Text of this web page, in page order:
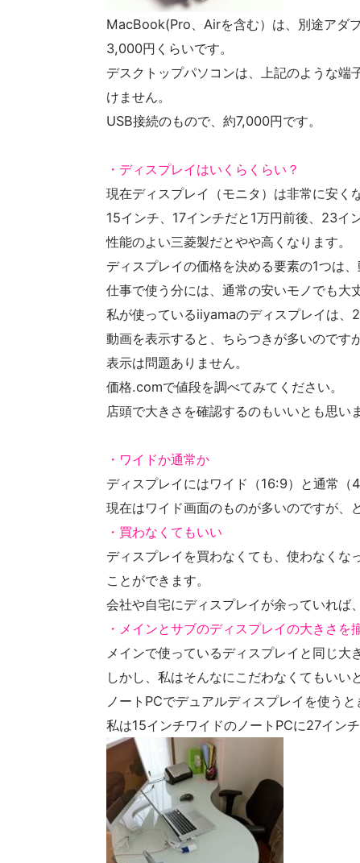
MacBook(Pro、Airを含む）は、別途アダ
3,000円くらいです。
デスクトップパソコンは、上記のような端
けません。
USB接続のもので、約7,000円です。
・ディスプレイはいくらくらい？
現在ディスプレイ（モニタ）は非常に安く
15インチ、17インチだと1万円前後、23イ
性能のよい三菱製だとやや高くなります。
ディスプレイの価格を決める要素の1つは
仕事で使う分には、通常の安いモノでも大
私が使っているiiyamaのディスプレイは、
動画を表示すると、ちらつきが多いので
表示は問題ありません。
価格.comで値段を調べてみてください。
店頭で大きさを確認するのもいいとも思いま
・ワイドか通常か
ディスプレイにはワイド（16:9）と通常（
現在はワイド画面のものが多いのですが、
・買わなくてもいい
ディスプレイを買わなくても、使わなくな
ことができます。
会社や自宅にディスプレイが余っていれば
・メインとサブのディスプレイの大きさを
メインで使っているディスプレイと同じ大
しかし、私はそんなにこだわなくてもいい
ノートPCでデュアルディスプレイを使う
私は15インチワイドのノートPCに27イン